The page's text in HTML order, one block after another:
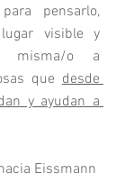
pensarlo,
visible y
misma/o a
que desde
y ayudan a
Eissmann